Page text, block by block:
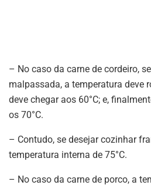
– No caso da carne de cordeiro,
malpassada, a temperatura deve
deve chegar aos 60°C; e,
os 70°C.
– Contudo, se desejar cozinhar
temperatura interna de 75°C.
– No caso da carne de porco, a